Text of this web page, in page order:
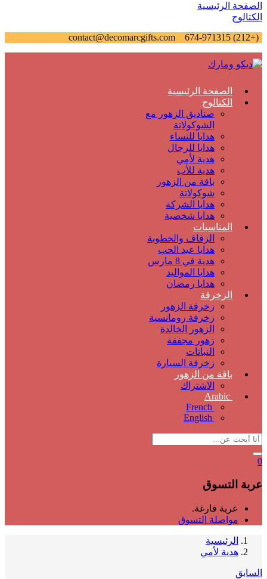
الصفحة الرئيسية
الكتالوج
(+212) 674-971315
contact@decomarcgifts.com
الصفحة الرئيسية
الكتالوج
صناديق الزهور مع
الشوكولاتة
هدايا للنساء
هدايا للرجال
هدية لأمي
هدية للأب
باقة من الزهور
شوكولاتة
هدايا الشركة
هدايا شخصية
المناسبات
الزفاف والخطوبة
هدايا عيد الحب
هدية في 8 مارس
هدايا المواليد
هدايا رمضان
الزخرفة
زخرفة الزهور
زخرفة رومانسية
الزهور الخالدة
زهور مجففة
النباتات
زخرفة السيارة
باقة من الزهور
الاشتراك
Arabic
French
English
0
عربة التسوق
عربة فارغة.
مواصلة التسوق
الرئيسية
هدية لأمي
السابق